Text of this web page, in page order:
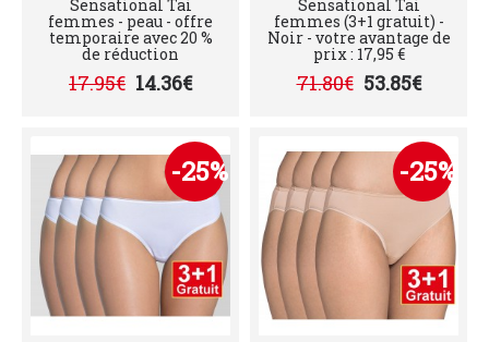
Sensational Tai
femmes - peau - offre
temporaire avec 20 %
de réduction
17.95€ 14.36€
Sensational Tai
femmes (3+1 gratuit) -
Noir - votre avantage de
prix : 17,95 €
71.80€ 53.85€
-25% -25%